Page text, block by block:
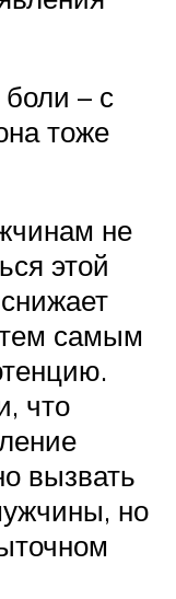
– с
тоже
не
этой
тем самым
что
вызвать
но